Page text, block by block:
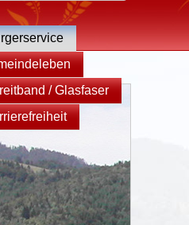
/ Glasfaser